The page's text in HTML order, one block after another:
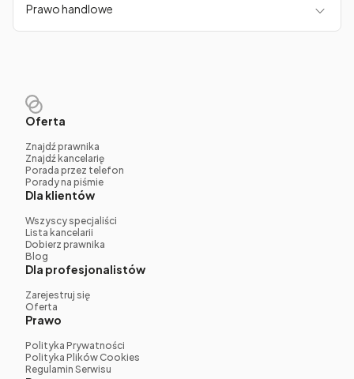
Prawo handlowe
Oferta
Znajdź prawnika
Znajdź kancelarię
Porada przez telefon
Porady na piśmie
Dla klientów
Wszyscy specjaliści
Lista kancelarii
Dobierz prawnika
Blog
Dla profesjonalistów
Zarejestruj się
Oferta
Prawo
Polityka Prywatności
Polityka Plików Cookies
Regulamin Serwisu